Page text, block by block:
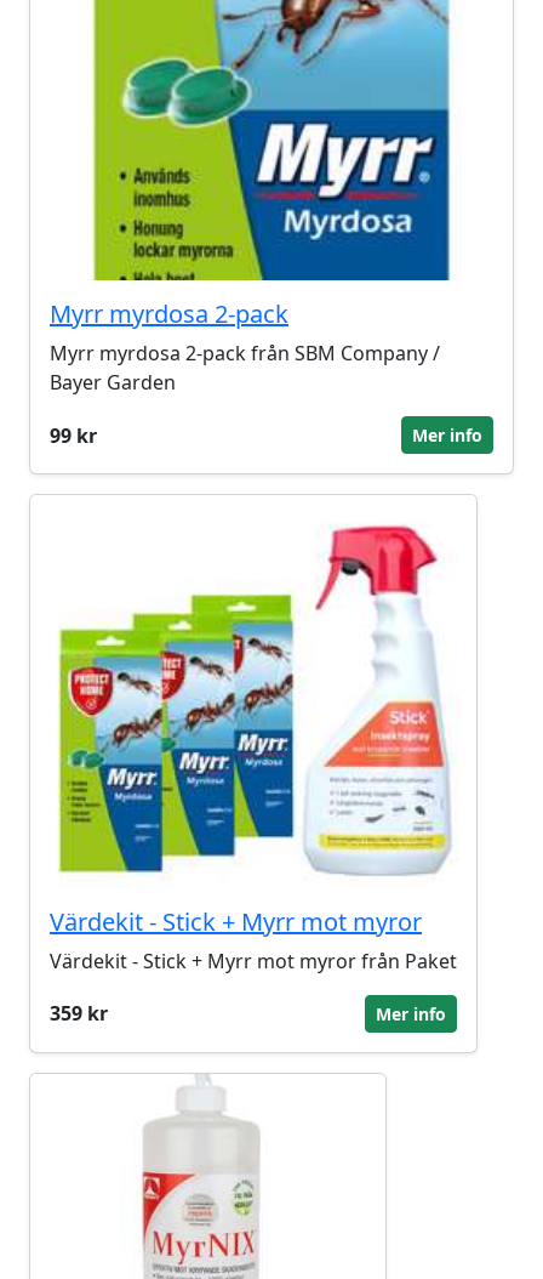
Myrr myrdosa 2-pack
Myrr myrdosa 2-pack från SBM Company /
Bayer Garden
99 kr
Mer info
Värdekit - Stick + Myrr mot myror
Värdekit - Stick + Myrr mot myror från Paket
359 kr
Mer info